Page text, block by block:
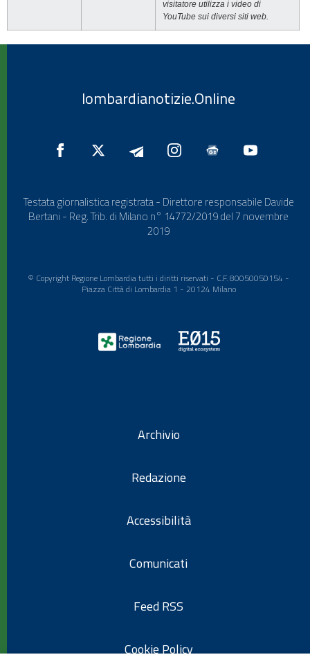
visitatore utilizza i video di
YouTube sui diversi siti web.
lombardianotizie.Online
Testata giornalistica registrata - Direttore responsabile Davide
Bertani - Reg. Trib. di Milano n° 14772/2019 del 7 novembre
2019
© Copyright Regione Lombardia tutti i diritti riservati - C.F. 80050050154 -
Piazza Città di Lombardia 1 - 20124 Milano
Archivio
Redazione
Accessibilità
Comunicati
Feed RSS
Cookie Policy